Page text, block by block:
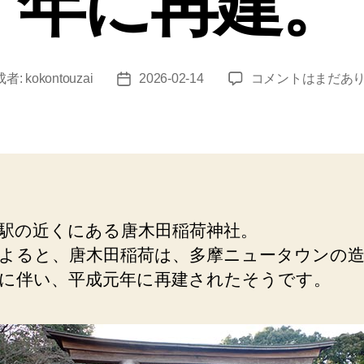
者: kokontouzai
投
2026-02-14
多
田
造
成
工
の
完
コメントはまだあ
の近くにある唐木田稲荷神社。
ると、唐木田稲荷は、多摩ニュータウンの
伴い、平成元年に再建されたそうです。